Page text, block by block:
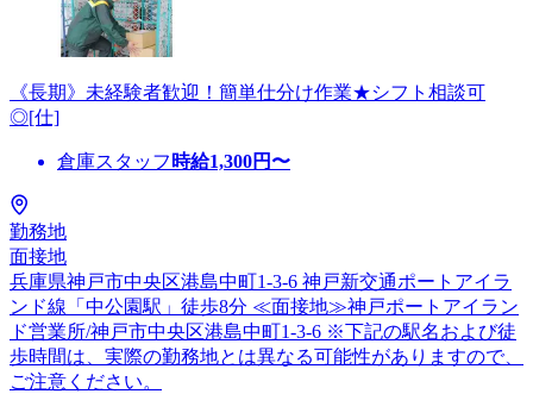
《長期》未経験者歓迎！簡単仕分け作業★シフト相談可
◎[仕]
倉庫スタッフ 時給1,300円〜
勤務地
面接地
兵庫県神戸市中央区港島中町1-3-6 神戸新交通ポートアイラ
ンド線「中公園駅」徒歩8分 ≪面接地≫神戸ポートアイラン
ド営業所/神戸市中央区港島中町1-3-6 ※下記の駅名および徒
歩時間は、実際の勤務地とは異なる可能性がありますので、
ご注意ください。